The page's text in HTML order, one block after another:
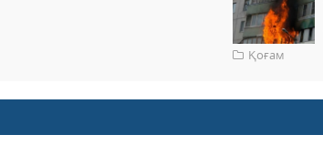
Қоғам